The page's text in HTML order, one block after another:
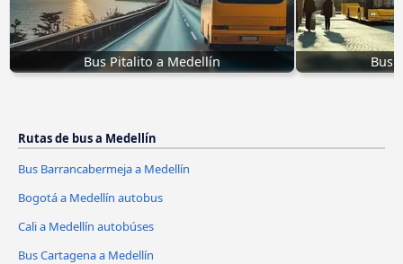
Bus Pitalito a Medellín Bus
Rutas de bus a Medellín
Bus Barrancabermeja a Medellín
Bogotá a Medellín autobus
Cali a Medellín autobúses
Bus Cartagena a Medellín